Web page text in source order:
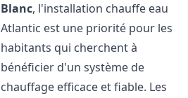
Blanc, l'installation chauffe eau
Atlantic est une priorité pour les
habitants qui cherchent à
bénéficier d'un système de
chauffage efficace et fiable. Les